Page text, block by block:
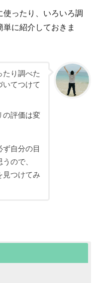
使ったり、いろいろ調
に紹介しておきま
たり調べた
いてつけて
の評価は変
自分の目
ので、
見つけてみ